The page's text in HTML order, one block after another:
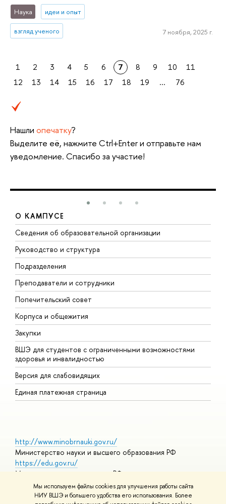
Мы используем файлы cookies для улучшения работы сайта
НИУ ВШЭ и большего удобства его использования. Более
Наука идеи и опыт
взгляд ученого 7 ноября, 2025 г.
1 2 3 4 5 6 7 8 9 10
11
12
13 14 15 16 17 18 19 ... 76
Нашли опечатку?
Выделите её, нажмите Ctrl+Enter и отправьте нам
уведомление. Спасибо за участие!
О КАМПУСЕ
Сведения об образовательной организации
Руководство и структура
Подразделения
Преподаватели и сотрудники
Попечительский совет
Корпуса и общежития
Закупки
ВШЭ для студентов с ограниченными возможностями
здоровья и инвалидностью
Версия для слабовидящих
Единая платежная страница
http://www.minobrnauki.gov.ru/
Министерство науки и высшего образования РФ
https://edu.gov.ru/
Министерство просвещения РФ
https://elearning.hse.ru/mooc
Массовые открытые онлайн-курсы